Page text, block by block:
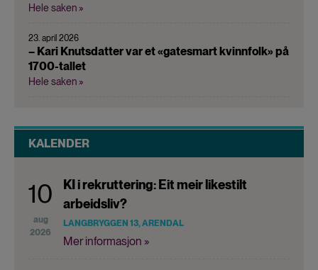
Hele saken »
23. april 2026
– Kari Knutsdatter var et «gatesmart kvinnfolk» på
1700-tallet
Hele saken »
KALENDER
10
aug
2026
KI i rekruttering: Eit meir likestilt
arbeidsliv?
LANGBRYGGEN 13, ARENDAL
Mer informasjon »